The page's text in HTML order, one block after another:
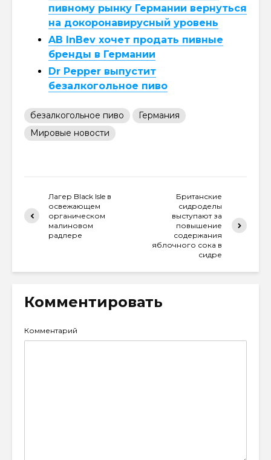
пивному рынку Германии вернуться
на докоронавирусный уровень
AB InBev хочет продать пивные
бренды в Германии
Dr Pepper выпустит
безалкогольное пиво
безалкогольное пиво
Германия
Мировые новости
Лагер Black Isle в
освежающем
органическом
малиновом
радлере
Британские
сидроделы
выступают за
повышение
содержания
яблочного сока в
сидре
Комментировать
Комментарий